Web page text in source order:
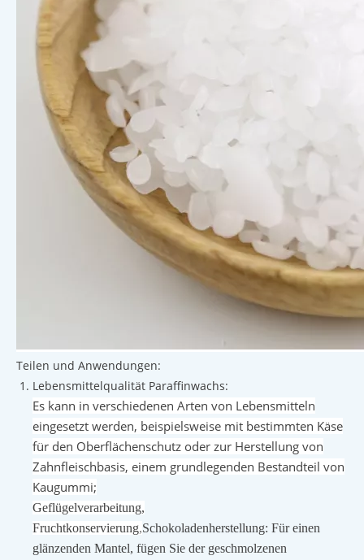
Teilen und Anwendungen:
Lebensmittelqualität Paraffinwachs:
Es kann in verschiedenen Arten von Lebensmitteln
eingesetzt werden, beispielsweise mit bestimmten Käse
für den Oberflächenschutz oder zur Herstellung von
Zahnfleischbasis, einem grundlegenden Bestandteil von
Kaugummi;
Geflügelverarbeitung,
Fruchtkonservierung,Schokoladenherstellung: Für einen
glänzenden Mantel, fügen Sie der geschmolzenen